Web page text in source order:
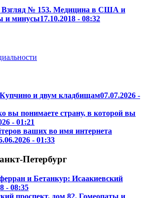
Взгляд № 153. Медицина в США и
и минусы17.10.2018 - 08:32
и двум кладбищам07.07.2026 -
вы понимаете страну, в которой вы
- 01:21
ваших во имя интернета
- 01:33
Петербург
и Бетанкур: Исаакиевский
- 08:35
проспект, дом 82. Гомеопаты и